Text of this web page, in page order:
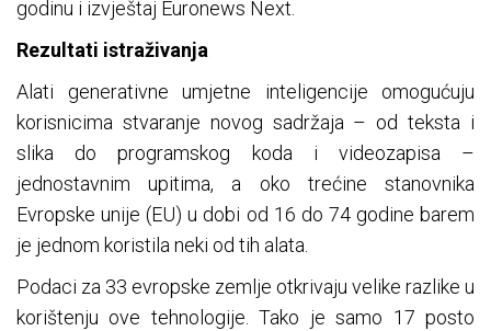
godinu i izvještaj Euronews Next.
Rezultati istraživanja
Alati generativne umjetne inteligencije omogućuju
korisnicima stvaranje novog sadržaja – od teksta i
slika do programskog koda i videozapisa –
jednostavnim upitima, a oko trećine stanovnika
Evropske unije (EU) u dobi od 16 do 74 godine barem
je jednom koristila neki od tih alata.
Podaci za 33 evropske zemlje otkrivaju velike razlike u
korištenju ove tehnologije. Tako je samo 17 posto